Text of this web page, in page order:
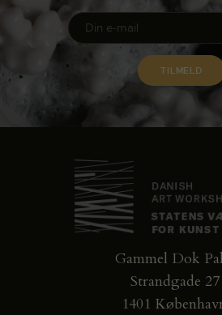
Gammel Dok
Strandgade
1401